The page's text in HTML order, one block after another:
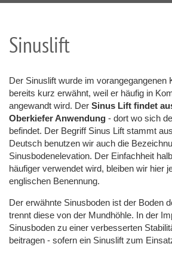
Sinuslift
Der Sinuslift wurde im vorangegangenen
bereits kurz erwähnt, weil er häufig in
angewandt wird. Der Sinus Lift findet
Oberkiefer Anwendung - dort wo sich
befindet. Der Begriff Sinus Lift stammt
Deutsch benutzen wir auch die
Sinusbodenelevation. Der Einfachheit
häufiger verwendet wird, bleiben wir hier
englischen Benennung.
Der erwähnte Sinusboden ist der Boden
trennt diese von der Mundhöhle. In der
Sinusboden zu einer verbesserten
beitragen - sofern ein Sinuslift zum